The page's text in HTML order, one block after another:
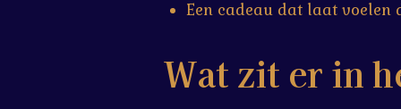
Een cadeau dat laat voelen
Wat zit er in